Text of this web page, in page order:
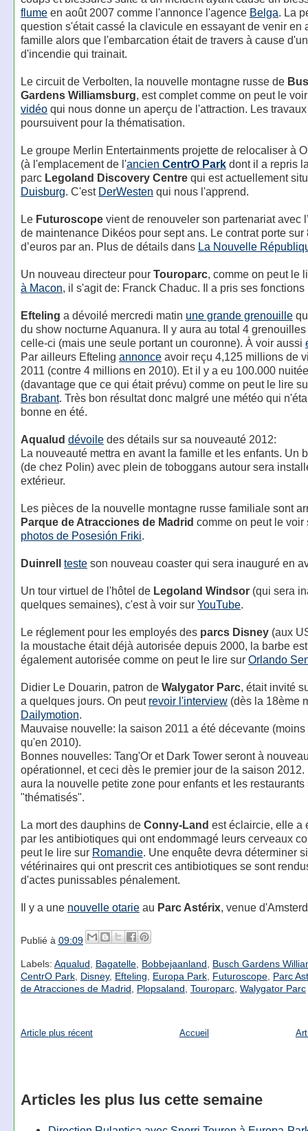
flumeen août 2007 comme l'annonce l'agence Belga. La
question s'était cassé la clavicule en essayant de venir en
famille alors que l'embarcation était de travers à cause
d'incendie qui trainait.
Le circuit de Verbolten, la nouvelle montagne russe de
Gardens Williamsburg, est complet comme on peut le
vidéoqui nous donne un aperçu de l'attraction. Les
poursuivent pour la thématisation.
Le groupe Merlin Entertainments projette de relocaliser à
(à l'emplacement de l'ancien CentrO Parkdont il a repris
parc Legoland Discovery Centrequi est actuellement
Duisburg. C'est DerWesten qui nous l'apprend.
Le Futuroscopevient de renouveler son partenariat avec
de maintenance Dikéos pour sept ans. Le contrat porte sur
d’euros par an. Plus de détails dans La Nouvelle
Un nouveau directeur pour Touroparc, comme on peut le
à Macon, il s'agit de: Franck Chaduc. Il a pris ses fonctions
Efteling a dévoilé mercredi matin une grande grenouille
du show nocturne Aquanura. Il y aura au total 4
celle-ci (mais une seule portant un couronne). À voir aussi
Par ailleurs Efteling annonceavoir reçu 4,125 millions de
2011 (contre 4 millions en 2010). Et il y a eu 100.000
(davantage que ce qui était prévu) comme on peut le lire
Brabant. Très bon résultat donc malgré une météo qui
bonne en été.
Aqualud dévoiledes détails sur sa nouveauté 2012:
La nouveauté mettra en avant la famille et les enfants. Un
(de chez Polin) avec plein de toboggans autour sera
extérieur.
Les pièces de la nouvelle montagne russe familiale sont
Parque de Atracciones de Madrid comme on peut le voir
photos de Posesión Friki.
Duinrell testeson nouveau coaster qui sera inauguré en
Un tour virtuel de l'hôtel de Legoland Windsor(qui sera
quelques semaines), c'est à voir sur YouTube.
Le réglement pour les employés des parcs Disney(aux
la moustache était déjà autorisée depuis 2000, la barbe
également autorisée comme on peut le lire sur Orlando
Didier Le Douarin, patron de Walygator Parc, était invité
a quelques jours. On peut revoir l'interview(dès la 18ème
Dailymotion.
Mauvaise nouvelle: la saison 2011 a été décevante
qu'en 2010).
Bonnes nouvelles: Tang'Or et Dark Tower seront à
opérationnel, et ceci dès le premier jour de la saison
aura la nouvelle petite zone pour enfants et les restaurants
"thématisés".
La mort des dauphins de Conny-Land est éclaircie, elle a
par les antibiotiques qui ont endommagé leurs cerveaux
peut le lire sur Romandie. Une enquête devra déterminer
vétérinaires qui ont prescrit ces antibiotiques se sont
d'actes punissables pénalement.
Il y a une nouvelle otarieau Parc Astérix, venue
Publié à 09:09
Labels: Aqualud Bagatelle, Bobbejaanland
Busch Gardens
CentrO Park, Disney, Efteling Europa Park, Futuroscope, Parc
de Atracciones de Madrid
Plopsaland Touroparc, Walygator Parc
Article plus récent Accueil
Articles les plus lus cette semaine